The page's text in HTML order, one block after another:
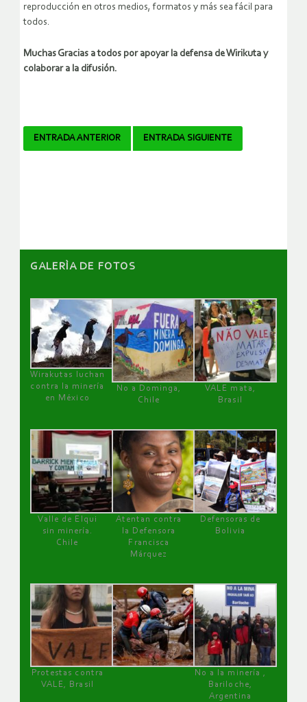
reproducción en otros medios, formatos y más sea fácil para
todos.
Muchas Gracias a todos por apoyar la defensa de Wirikuta y
colaborar a la difusión.
Navegador
ENTRADA ANTERIOR ENTRADA SIGUIENTE
GALERÌA DE FOTOS
Wirakutas luchan
contra la minería
en México
No a Dominga,
Chile
VALE mata,
Brasil
Valle de Elqui
sin minería.
Chile
Atentan contra
la Defensora
Francisca
Márquez
Defensoras de
Bolivia
Protestas contra
VALE, Brasil
No a la minería ,
Bariloche,
Argentina